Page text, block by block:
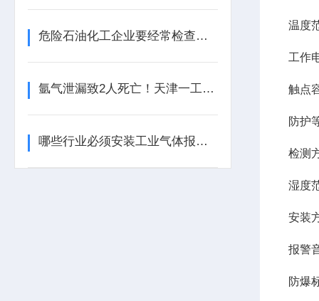
危险石油化工企业要经常检查工业气体报警器的报警效果
氩气泄漏致2人死亡！天津一工业园内发生安全事故
哪些行业必须安装工业气体报警器？这些地方不装可能违法！
温度
工作
触点
防护
检测
湿度
安装
报警
防爆